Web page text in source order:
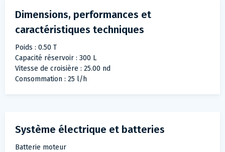
Dimensions, performances et
caractéristiques techniques
Poids : 0.50 T
Capacité réservoir : 300 L
Vitesse de croisière : 25.00 nd
Consommation : 25 l/h
Système électrique et batteries
Batterie moteur